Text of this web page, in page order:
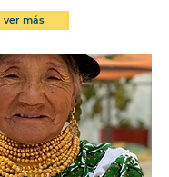
ver más